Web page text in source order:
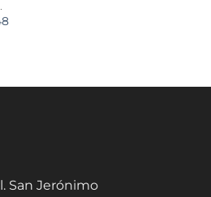
MINERÍA
San Jerónimo